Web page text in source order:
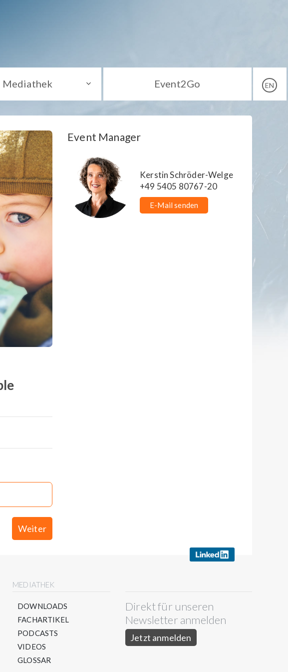
Mediathek Event2Go EN
Weiter
Event Manager
Kerstin Schröder-Welge
+49 5405 80767-20
E-Mail senden
MEDIATHEK
DOWNLOADS
FACHARTIKEL
PODCASTS
VIDEOS
GLOSSAR
Direkt für unseren
Newsletter anmelden
Jetzt anmelden